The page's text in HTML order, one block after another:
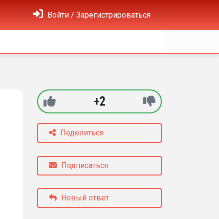
Войти / Зарегистрироваться
+2
Поделиться
Подписаться
Новый ответ